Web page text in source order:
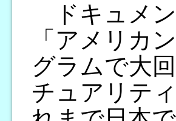
ドキュメン
「アメリカ
グラムで大
チュアリテ